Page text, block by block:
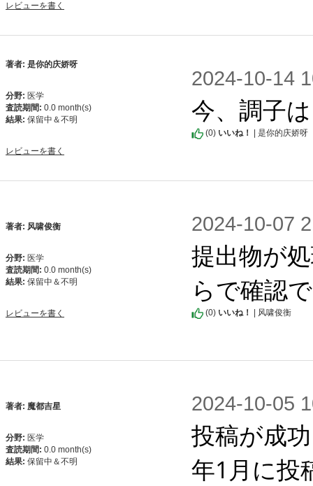
レビューを書く
著者: 是你的庆娇呀
分野: 医学
査読期間: 0.0 month(s)
結果: 保留中＆不明
レビューを書く
2024-10-14
今、調子
(0) いいね！ | 是你的庆娇呀
著者: 风啸俊衡
分野: 医学
査読期間: 0.0 month(s)
結果: 保留中＆不明
レビューを書く
2024-10-07
提出物が
らで確認
(0) いいね！ | 风啸俊衡
著者: 魔都吉星
分野: 医学
査読期間: 0.0 month(s)
結果: 保留中＆不明
2024-10-05
投稿が成
年1月に投